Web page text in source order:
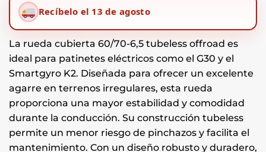
Recíbelo el 13 de agosto
La rueda cubierta 60/70-6,5 tubeless offroad es
ideal para patinetes eléctricos como el G30 y el
Smartgyro K2. Diseñada para ofrecer un excelente
agarre en terrenos irregulares, esta rueda
proporciona una mayor estabilidad y comodidad
durante la conducción. Su construcción tubeless
permite un menor riesgo de pinchazos y facilita el
mantenimiento. Con un diseño robusto y duradero,